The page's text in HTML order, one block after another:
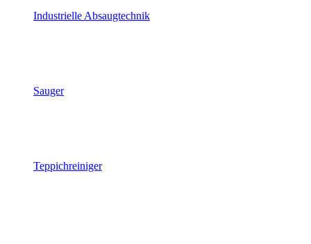
Industrielle Absaugtechnik
Sauger
Teppichreiniger